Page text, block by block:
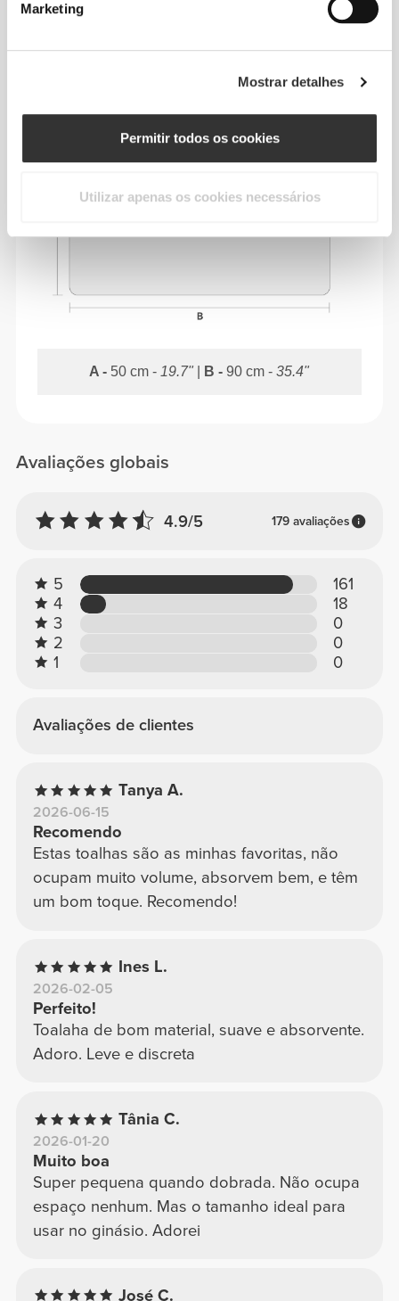
Marketing
Mostrar detalhes
Permitir todos os cookies
Utilizar apenas os cookies necessários
Avaliações globais
4.9/5 179 avaliações
5
161
4
18
3
0
2
0
1
0
Avaliações de clientes
Tanya A.
2026-06-15
Recomendo
Estas toalhas são as minhas favoritas, não
ocupam muito volume, absorvem bem, e têm
um bom toque. Recomendo!
Ines L.
2026-02-05
Perfeito!
Toalaha de bom material, suave e absorvente.
Adoro. Leve e discreta
Tânia C.
2026-01-20
Muito boa
Super pequena quando dobrada. Não ocupa
espaço nenhum. Mas o tamanho ideal para
usar no ginásio. Adorei
José C.
A - 50 cm -19.7" B -90 cm -35.4"